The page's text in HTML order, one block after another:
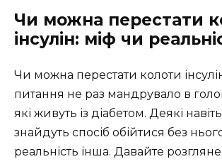
Чи можна перестати
інсулін: міф чи
Чи можна перестати колоти
питання не раз мандрувало в
які живуть із діабетом. Деякі
знайдуть спосіб обійтися без
реальність інша. Давайте